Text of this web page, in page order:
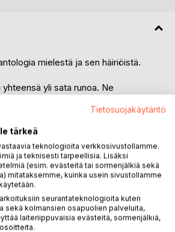
mielestä ja sen häiriöistä.
yli sata runoa. Ne
valottaa mielenterveyden ympärillä
sekä elettyä
joukko koostuu runouden
ja
kukin eri tavoin: suoraan,
usein omakohtaisten
Tietosuojakäytäntö
tärkeä
teknologioita verkkosivustollamme.
ja teknisesti tarpeellisia. Lisäksi
(esim. evästeitä tai sormenjälkiä sekä
mitataksemme, kuinka usein sivustollamme
seurantateknologioita kuten
sekä kolmansien osapuolien palveluita,
laiteriippuvaisia evästeitä, sormenjälkiä,